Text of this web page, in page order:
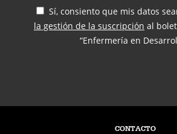
Sí, consiento que mis datos
la gestión de la suscripción al
“Enfermería en
CONTACTO